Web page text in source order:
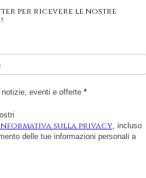
per ricevere le nostre
eventi e offerte *
sulla privacy, incluso
delle tue informazioni personali a